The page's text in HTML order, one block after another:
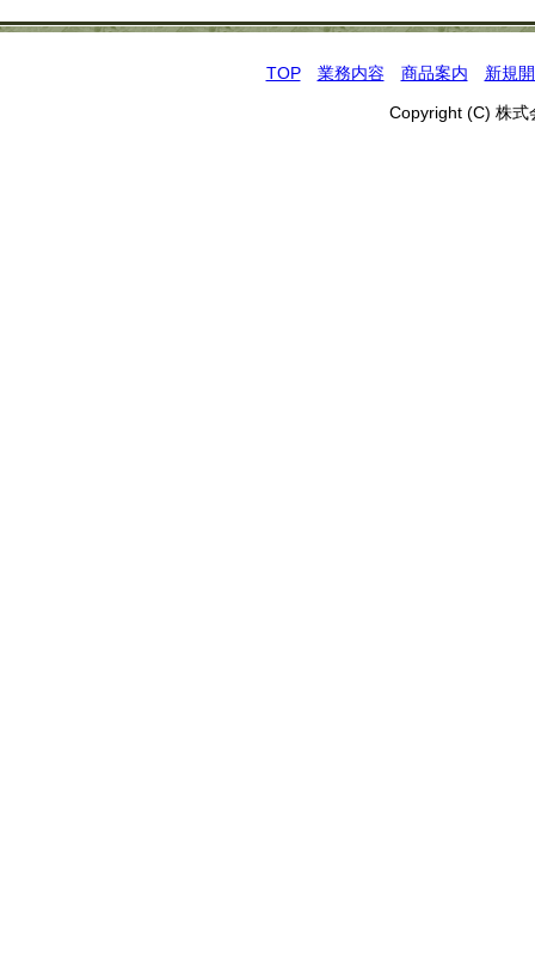
TOP 業務内容 商品案内 新規
Copyright (C) 株式